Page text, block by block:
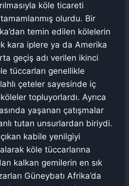
köle ticareti
olurdu. Bir
temin edilen kölelerin
kara iplere ya da Amerika
geçiş adı verilen ikinci
tüccarları genellikle
çeteler sayesinde iç
topluyorlardı. Ayrıca
yaşanan çatışmalar
tutan unsurlardan biriydi.
kabile yenilgiyi
köle tüccarlarına
kalkan gemilerin en sık
Güneybatı Afrika’da